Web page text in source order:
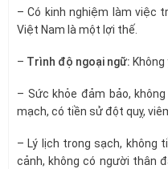
– Có kinh nghiệm làm việc
Việt Nam là một lợi thế.
– Trình độ ngoại ngữ:
– Sức khỏe đảm bảo,
mạch, có tiền sử đột quỵ,
– Lý lịch trong sạch, không
cảnh, không có người thân